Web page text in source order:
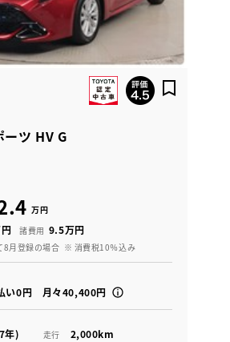
ーツ HV G
万円
諸費用 9.5万円
月登録の場合 ※ 消費税10％込み
い0円 月々40,400円
年) 走行 2,000km